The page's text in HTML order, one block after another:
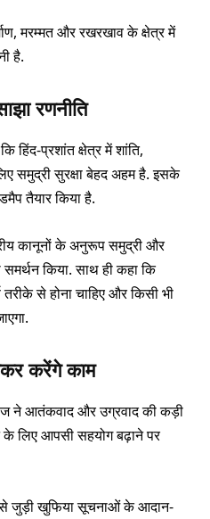
मरम्मत और रखरखाव के क्षेत्र में
है.
रणनीति
हिंद-प्रशांत क्षेत्र में शांति,
समुद्री सुरक्षा बेहद अहम है. इसके
तैयार किया है.
कानूनों के अनुरूप समुद्री और
समर्थन किया. साथ ही कहा कि
तरीके से होना चाहिए और किसी भी
करेंगे काम
ने आतंकवाद और उग्रवाद की कड़ी
के लिए आपसी सहयोग बढ़ाने पर
से जुड़ी खुफिया सूचनाओं के आदान-